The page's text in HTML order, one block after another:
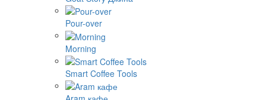
Pour-over
Morning
Smart Coffee Tools